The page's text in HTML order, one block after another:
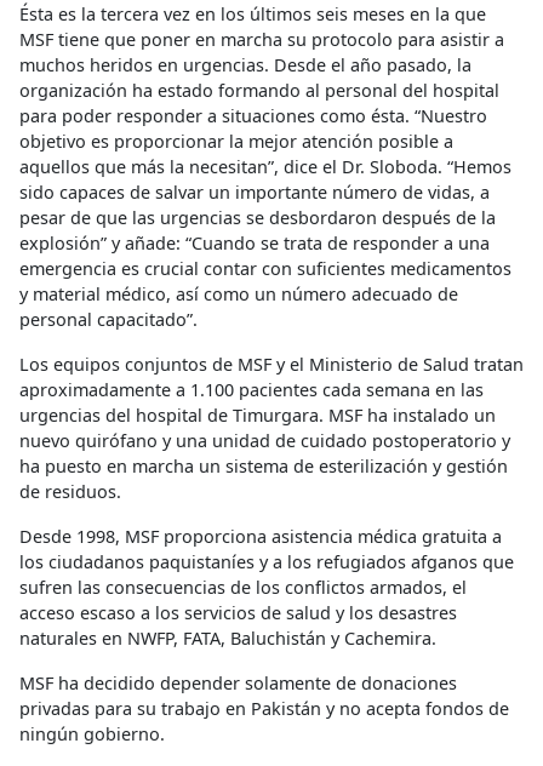
Ésta es la tercera vez en los últimos seis meses en la que
MSF tiene que poner en marcha su protocolo para asistir a
muchos heridos en urgencias. Desde el año pasado, la
organización ha estado formando al personal del hospital
para poder responder a situaciones como ésta. “Nuestro
objetivo es proporcionar la mejor atención posible a
aquellos que más la necesitan”, dice el Dr. Sloboda. “Hemos
sido capaces de salvar un importante número de vidas, a
pesar de que las urgencias se desbordaron después de la
explosión” y añade: “Cuando se trata de responder a una
emergencia es crucial contar con suficientes medicamentos
y material médico, así como un número adecuado de
personal capacitado”.
Los equipos conjuntos de MSF y el Ministerio de Salud tratan
aproximadamente a 1.100 pacientes cada semana en las
urgencias del hospital de Timurgara. MSF ha instalado un
nuevo quirófano y una unidad de cuidado postoperatorio y
ha puesto en marcha un sistema de esterilización y gestión
de residuos.
Desde 1998, MSF proporciona asistencia médica gratuita a
los ciudadanos paquistaníes y a los refugiados afganos que
sufren las consecuencias de los conflictos armados, el
acceso escaso a los servicios de salud y los desastres
naturales en NWFP, FATA, Baluchistán y Cachemira.
MSF ha decidido depender solamente de donaciones
privadas para su trabajo en Pakistán y no acepta fondos de
ningún gobierno.